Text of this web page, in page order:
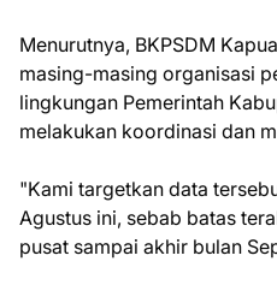
Menurutnya, BKPSDM
masing-masing organisasi
lingkungan Pemerintah
melakukan koordinasi dan
"Kami targetkan data
Agustus ini, sebab batas
pusat sampai akhir bulan